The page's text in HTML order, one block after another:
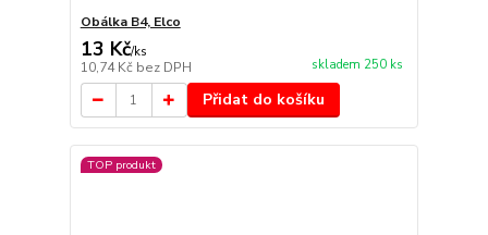
Obálka B4, Elco
13 Kč/ks
10,74 Kč bez DPH skladem 250 ks
Přidat do košíku
TOP produkt